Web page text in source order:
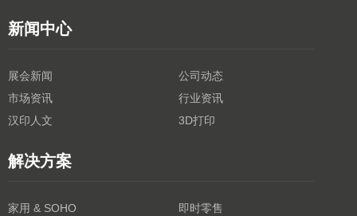
新闻中心
展会新闻
公司动态
市场资讯
行业资讯
汉印人文
3D打印
解决方案
家用 & SOHO
即时零售